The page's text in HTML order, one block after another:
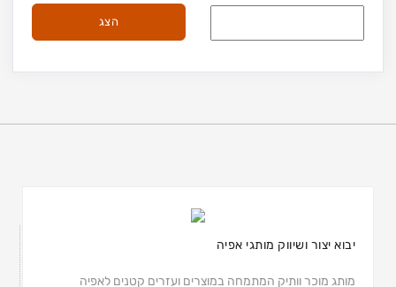
הצג
יבוא יצור ושיווק מותגי אפיה
מותג מוכר וותיק המתמחה במוצרים ועזרים קטנים לאפיה